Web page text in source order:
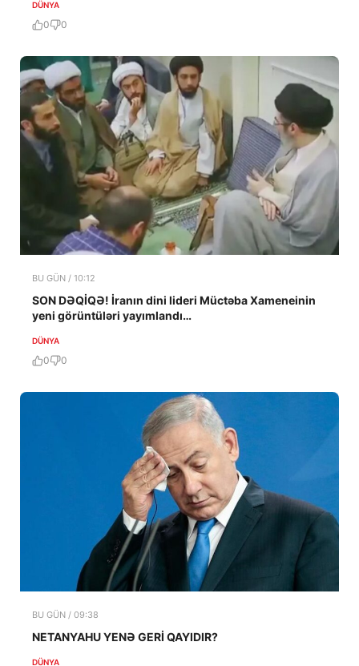
DÜNYA
0 0
BU GÜN / 10:12
SON DƏQİQƏ! İranın dini lideri Müctəba Xameneinin
yeni görüntüləri yayımlandı…
DÜNYA
0 0
BU GÜN / 09:38
NETANYAHU YENƏ GERİ QAYIDIR?
DÜNYA